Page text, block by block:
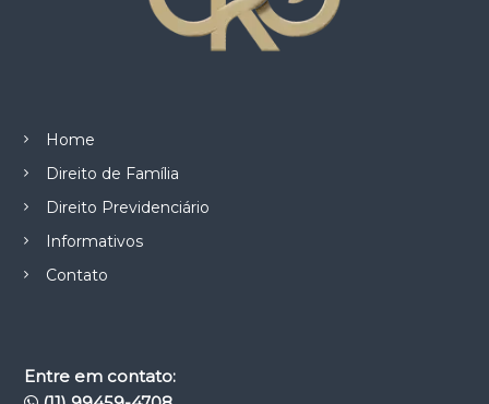
Home
Direito de Família
Direito Previdenciário
Informativos
Contato
Entre em contato: